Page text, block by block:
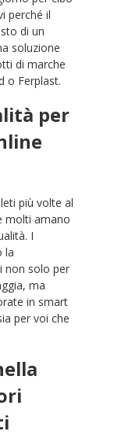
perché il
di un
soluzione
di marche
o Ferplast.
per
più volte al
molti amano
I
la
non solo per
ma
in smart
per voi che